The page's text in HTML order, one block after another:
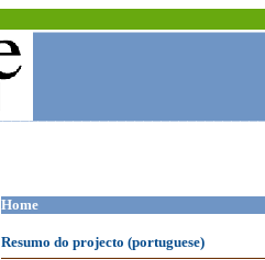
Home
Resumo do projecto (portuguese)